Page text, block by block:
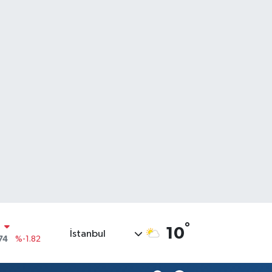
%0.02
%0.19
İstanbul 10°